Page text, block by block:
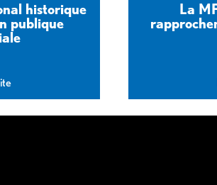
historique
publique
La